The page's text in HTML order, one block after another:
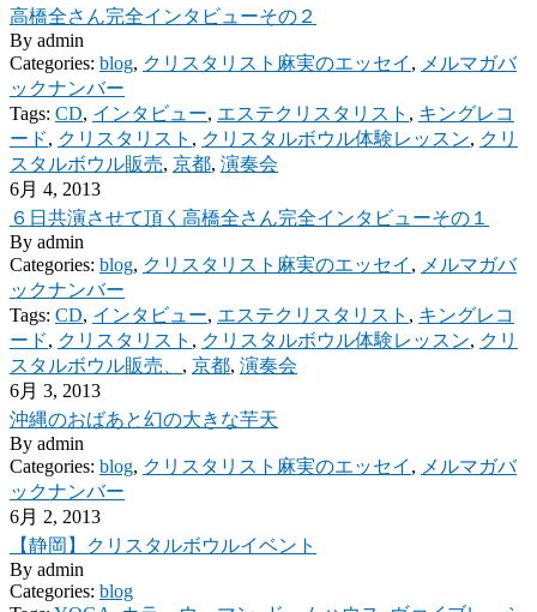
高橋全さん完全インタビューその２
By admin
Categories: blog, クリスタリスト麻実のエッセイ , メルマガバ
ックナンバー
Tags: CD, インタビュー, エステクリスタリスト , キングレコ
ード, クリスタリスト , クリスタルボウル体験レッスン, クリ
スタルボウル販売, 京都, 演奏会
6月 4, 2013
６日共演させて頂く高橋全さん完全インタビューその１
By admin
Categories: blog, クリスタリスト麻実のエッセイ , メルマガバ
ックナンバー
Tags: CD, インタビュー, エステクリスタリスト , キングレコ
ード, クリスタリスト , クリスタルボウル体験レッスン, クリ
スタルボウル販売、 , 京都, 演奏会
6月 3, 2013
沖縄のおばあと幻の大きな芋天
By admin
Categories: blog, クリスタリスト麻実のエッセイ , メルマガバ
ックナンバー
6月 2, 2013
【静岡】クリスタルボウルイベント
By admin
Categories: blog